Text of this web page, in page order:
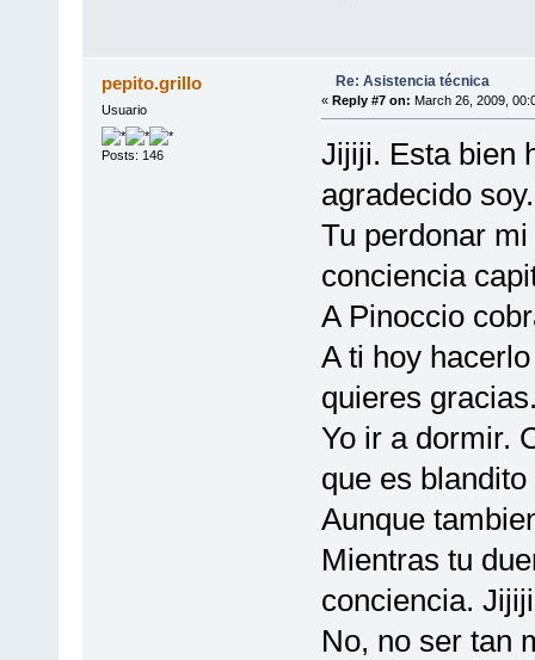
pepito.grillo
Usuario
Posts: 146
Re: Asistencia técnica
« Reply #7 on: March 26, 2009,
Jijiji. Esta bien
agradecido
Tu perdonar
conciencia
A Pinoccio
A ti hoy
quieres
Yo ir a dormir.
que es
Aunque
Mientras tu
conciencia.
No, no ser tan